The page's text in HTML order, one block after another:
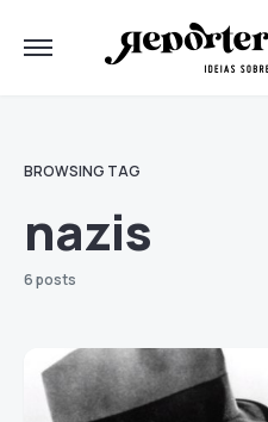
BROWSING TAG
nazis
6 posts